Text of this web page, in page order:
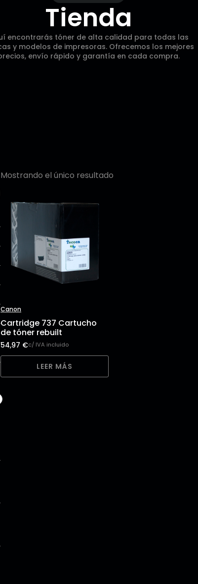
Tienda
encontrarás tóner de alta calidad para todas las
y modelos de impresoras. Ofrecemos los mejores
envío rápido y garantía en cada compra.
Mostrando el único resultado
Canon
Cartridge 737 Cartucho
de tóner rebuilt
54,97 €c/ IVA incluido
LEER MÁS